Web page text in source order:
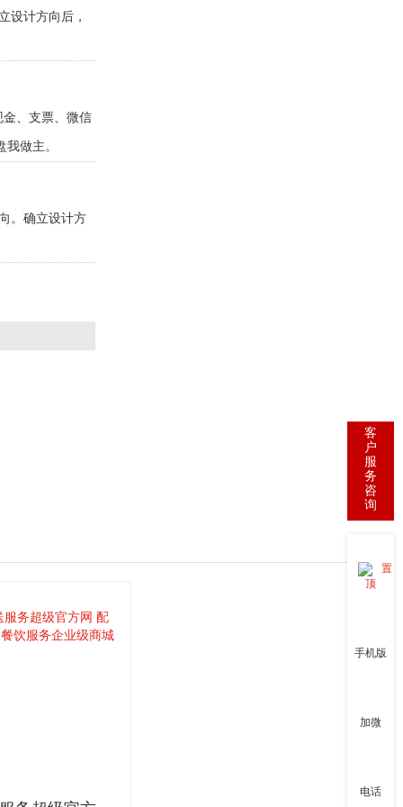
设计方向后，
、支票、微信
做主。
。确立设计方
客
户
服
务
咨
询
置
顶
手机版
加微
电话